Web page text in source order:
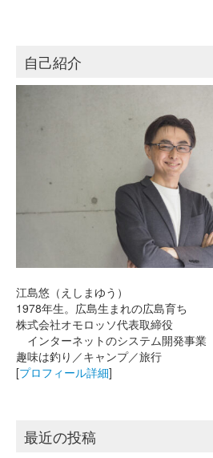
自己紹介
江島悠（えしまゆう）
1978年生。広島生まれの広島育ち
株式会社オモロッソ代表取締役
インターネットのシステム開発事業
趣味は釣り／キャンプ／旅行
[プロフィール詳細]
最近の投稿